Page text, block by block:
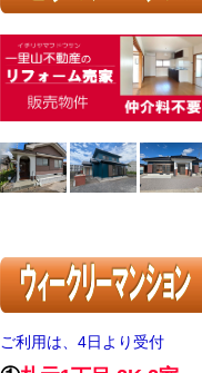
ご利用は、4日より受付